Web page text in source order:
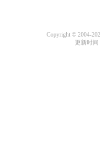
Copyright © 2004-
更新时间